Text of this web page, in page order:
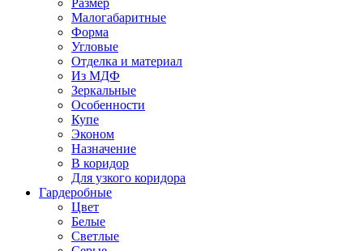
Размер
Малогабаритные
Форма
Угловые
Отделка и материал
Из МДФ
Зеркальные
Особенности
Купе
Эконом
Назначение
В коридор
Для узкого коридора
Гардеробные
Цвет
Белые
Светлые